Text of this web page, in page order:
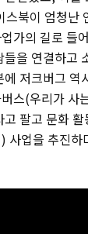
스북이 엄청난
가의 길로 들
을 연결하고
저크버그 역
스(우리가 사
팔고 문화
사업을 추진